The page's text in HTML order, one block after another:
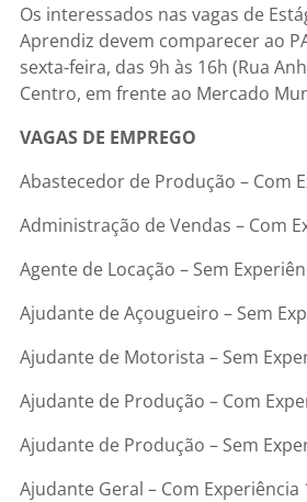
Os interessados nas vagas de
Aprendiz devem comparecer ao
sexta-feira, das 9h às 16h (Rua
Centro, em frente ao Mercado
VAGAS DE EMPREGO
Abastecedor de Produção – Com
Administração de Vendas – Com
Agente de Locação – Sem
Ajudante de Açougueiro – Sem
Ajudante de Motorista – Sem
Ajudante de Produção – Com
Ajudante de Produção – Sem
Ajudante Geral – Com Experiência